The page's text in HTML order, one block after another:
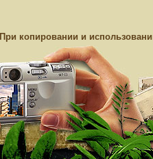
При копировании и